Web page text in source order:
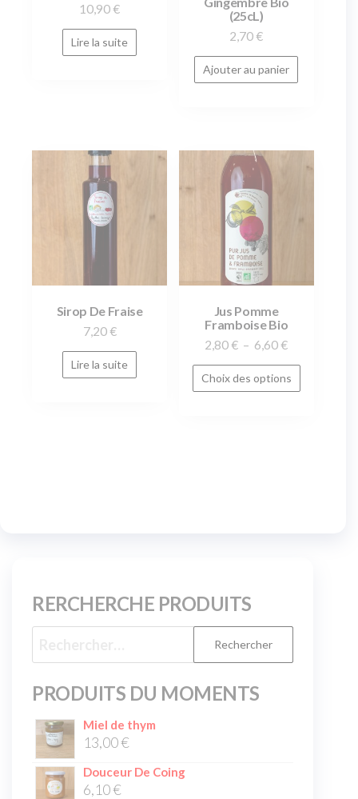
10,90 €
Lire la suite
(25cL)
2,70 €
Ajouter au panier
Sirop De Fraise
7,20 €
Lire la suite
Jus Pomme
Framboise Bio
2,80 € – 6,60 €
Choix des options
RERCHERCHE PRODUITS
PRODUITS DU MOMENTS
Miel de thym
13,00€
Douceur De Coing
6,10€